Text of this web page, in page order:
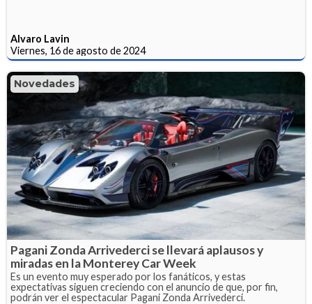
Alvaro Lavin
Viernes, 16 de agosto de 2024
Novedades
Pagani Zonda Arrivederci se llevará aplausos y
miradas en la Monterey Car Week
Es un evento muy esperado por los fanáticos, y estas
expectativas siguen creciendo con el anuncio de que, por fin,
podrán ver el espectacular Pagani Zonda Arrivederci.